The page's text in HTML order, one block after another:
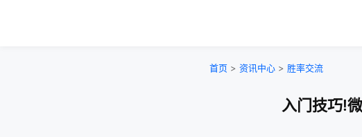
首页 > 资讯中心 > 胜率交流
入门技巧!